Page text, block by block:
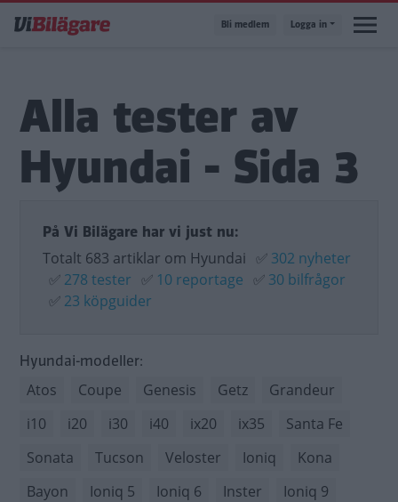
till
Bli medlem Logga in
Alla tester av
Hyundai - Sida 3
På Vi Bilägare har vi just nu:
Totalt 683 artiklar om Hyundai ✅ 302 nyheter
✅ 278 tester ✅ 10 reportage ✅ 30 bilfrågor
✅ 23 köpguider
Hyundai-modeller:
Atos Coupe Genesis Getz
Grandeur
i10
i20 i30 i40 ix20 ix35
Santa Fe
Sonata
Tucson Veloster Ioniq
Kona
Bayon
Ioniq 5 Ioniq 6 Inster Ioniq 9